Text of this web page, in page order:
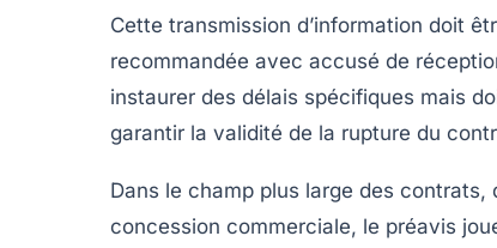
Cette transmission d’information doit
recommandée avec accusé de
instaurer des délais spécifiques mais
garantir la validité de la rupture du
Dans le champ plus large des contrats,
concession commerciale, le préavis